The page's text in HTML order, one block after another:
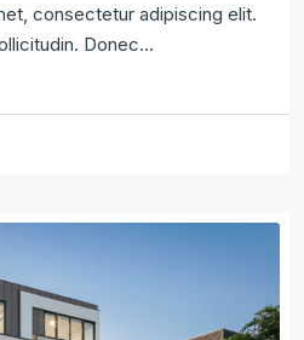
consectetur adipiscing elit.
Donec...